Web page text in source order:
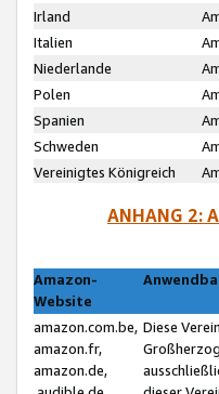
Irland
Italien
Niederlande
Polen
Spanien
Schweden
Vereinigtes Königreich
ANHANG 2:
Amazon-
Website
amazon.com.be,
amazon.fr,
amazon.de,
Diese